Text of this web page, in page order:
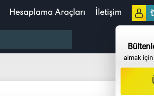
Hesaplama Araçları İletişim
almak